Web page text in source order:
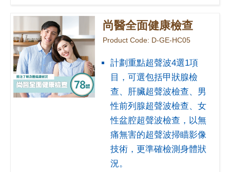
尚醫全面健康檢查
Product Code: D-GE-HC05
計劃重點超聲波4選1項
目，可選包括甲狀腺檢
查、肝臟超聲波檢查、男
性前列腺超聲波檢查、女
性盆腔超聲波檢查，以無
痛無害的超聲波掃瞄影像
技術，更準確檢測身體狀
況。